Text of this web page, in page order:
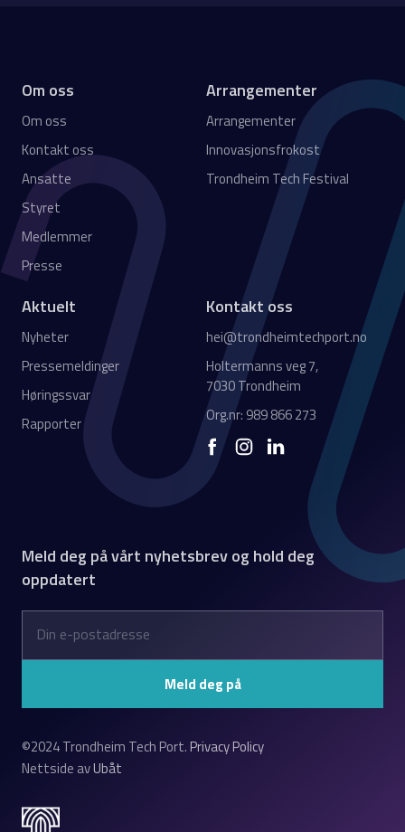
Om oss
Om oss
Kontakt oss
Ansatte
Styret
Medlemmer
Presse
Arrangementer
Arrangementer
Innovasjonsfrokost
Trondheim Tech Festival
Aktuelt
Nyheter
Pressemeldinger
Høringssvar
Rapporter
Kontakt oss
hei@trondheimtechport.no
Holtermanns veg 7,
7030 Trondheim
Org.nr: 989 866 273
Meld deg på vårt nyhetsbrev og hold deg
oppdatert
©2024 Trondheim Tech Port.Privacy Policy
Nettside avUbåt